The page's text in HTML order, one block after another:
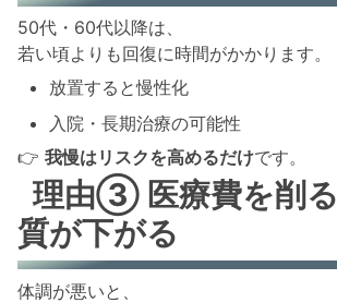
50代・60代以降は、
若い頃よりも回復に時間がかかります。
放置すると慢性化
入院・長期治療の可能性
👉 我慢はリスクを高めるだけです。
理由③ 医療費を削
質が下がる
体調が悪いと、